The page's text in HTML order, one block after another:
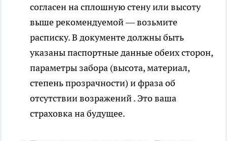
согласен на сплошную стену или высоту
выше рекомендуемой — возьмите
расписку. В документе должны быть
указаны паспортные данные обеих сторон,
параметры забора (высота, материал,
степень прозрачности) и фраза об
отсутствии возражений . Это ваша
страховка на будущее.